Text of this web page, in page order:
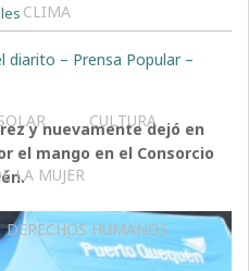
CLIMA
CULTURA
LA MUJER
DERECHOS HUMANOS
diarito – Prensa Popular –
y nuevamente dejó en
el mango en el Consorcio